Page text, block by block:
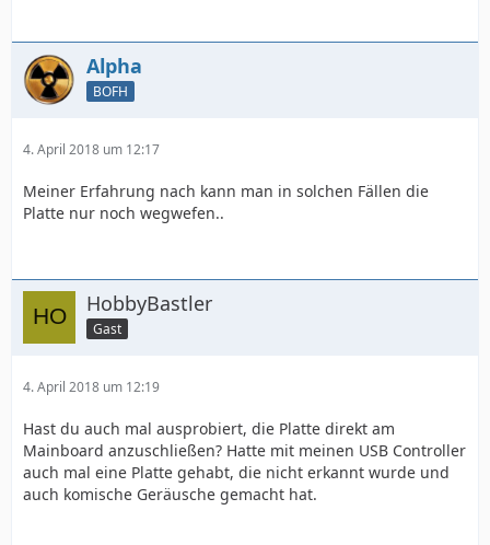
Alpha
BOFH
4. April 2018 um 12:17
Meiner Erfahrung nach kann man in solchen Fällen die
Platte nur noch wegwefen..
HobbyBastler
Gast
4. April 2018 um 12:19
Hast du auch mal ausprobiert, die Platte direkt am
Mainboard anzuschließen? Hatte mit meinen USB Controller
auch mal eine Platte gehabt, die nicht erkannt wurde und
auch komische Geräusche gemacht hat.